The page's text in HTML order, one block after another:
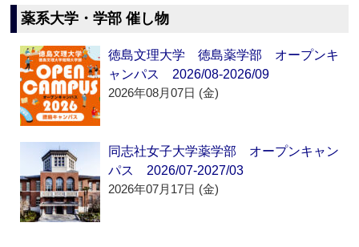
薬系大学・学部 催し物
徳島文理大学 徳島薬学部 オープンキ
ャンパス 2026/08-2026/09
2026年08月07日 (金)
同志社女子大学薬学部 オープンキャン
パス 2026/07-2027/03
2026年07月17日 (金)